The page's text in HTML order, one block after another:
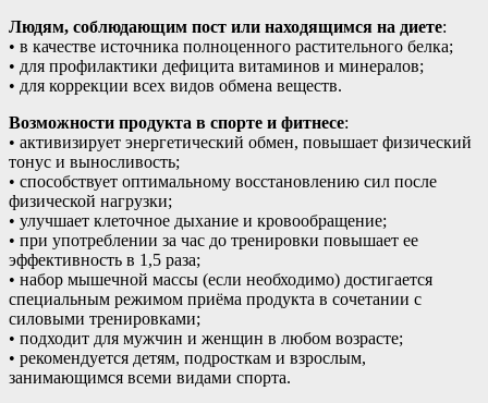
Людям, соблюдающим пост или находящимся на диете:
• в качестве источника полноценного растительного белка;
• для профилактики дефицита витаминов и минералов;
• для коррекции всех видов обмена веществ.
Возможности продукта в спорте и фитнесе:
• активизирует энергетический обмен, повышает физический
тонус и выносливость;
• способствует оптимальному восстановлению сил после
физической нагрузки;
• улучшает клеточное дыхание и кровообращение;
• при употреблении за час до тренировки повышает ее
эффективность в 1,5 раза;
• набор мышечной массы (если необходимо) достигается
специальным режимом приёма продукта в сочетании с
силовыми тренировками;
• подходит для мужчин и женщин в любом возрасте;
• рекомендуется детям, подросткам и взрослым,
занимающимся всеми видами спорта.